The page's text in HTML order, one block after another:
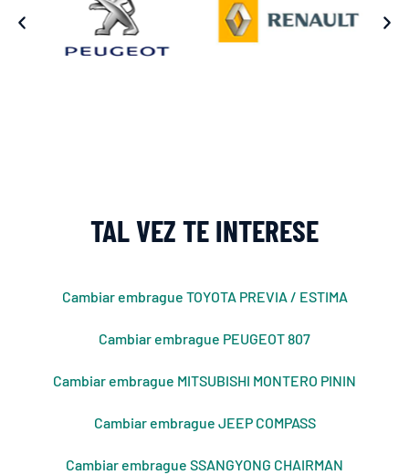
TAL VEZ TE INTERESE
Cambiar embrague TOYOTA PREVIA / ESTIMA
Cambiar embrague PEUGEOT 807
Cambiar embrague MITSUBISHI MONTERO PININ
Cambiar embrague JEEP COMPASS
Cambiar embrague SSANGYONG CHAIRMAN